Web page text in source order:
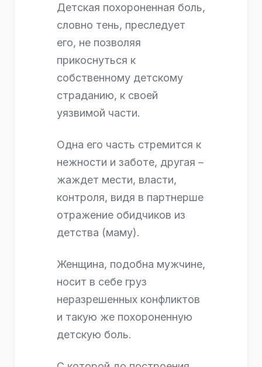
Детская похороненная боль,
словно тень, преследует
его, не позволяя
прикоснуться к
собственному детскому
страданию, к своей
уязвимой части.
Одна его часть стремится к
нежности и заботе, другая –
жаждет мести, власти,
контроля, видя в партнерше
отражение обидчиков из
детства (маму).
Женщина, подобна мужчине,
носит в себе груз
неразрешенных конфликтов
и такую же похороненную
детскую боль.